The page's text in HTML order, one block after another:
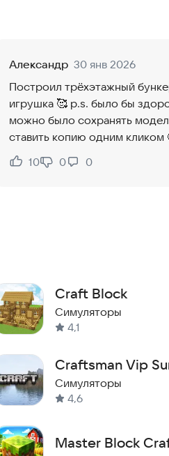
Александр 30 янв 2026
Построил трёхэтажный
игрушка 🥰 p.s. было бы
можно было сохранять
ставить копию одним кликом
Нравится:
10
Не нравится:
0 0
Craft Block
Симуляторы
4,1
Craftsman Vip
Симуляторы
4,6
Master Block